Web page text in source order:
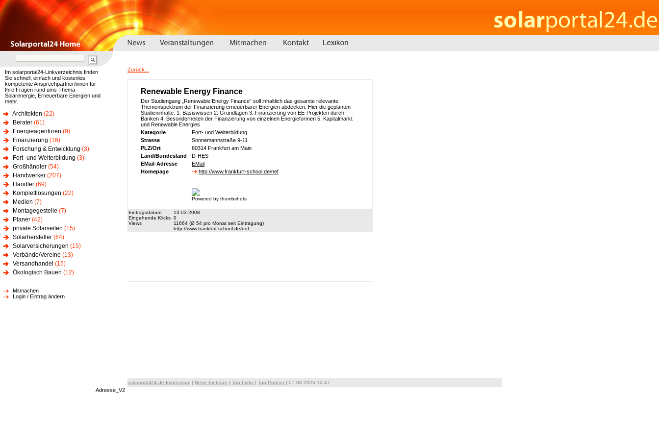
Im solarportal24-Linkverzeichnis finden
Sie schnell, einfach und kostenlos
kompetente Ansprechpartner/innen für
Ihre Fragen rund ums Thema
Solarenergie, Erneuerbare Energien und
mehr.
Architekten (22)
Berater (61)
Energieagenturen (9)
Finanzierung (16)
Forschung & Entwicklung (3)
Fort- und Weiterbildung (3)
Großhändler (54)
Handwerker (207)
Händler (69)
Komplettlösungen (22)
Medien (7)
Montagegestelle (7)
Planer (42)
private Solarseiten (15)
Solarhersteller (64)
Solarversicherungen (15)
Verbände/Vereine (13)
Versandhandel (15)
Ökologisch Bauen (12)
Mitmachen
Login / Eintrag ändern
Zurück...
Renewable Energy Finance
Der Studiengang „Renewable Energy Finance“ soll inhaltlich das gesamte relevante
Themenspektrum der Finanzierung erneuerbarer Energien abdecken. Hier die geplanten
Studieninhalte: 1. Basiswissen 2. Grundlagen 3. Finanzierung von EE-Projekten durch
Banken 4. Besonderheiten der Finanzierung von einzelnen Energieformen 5. Kapitalmarkt
und Renewable Energies
Kategorie
Fort- und Weiterbildung
Strasse
Sonnemannstraße 9-11
PLZ/Ort
60314 Frankfurt am Main
Land/Bundesland
D-HES
EMail-Adresse
EMail
Homepage
http://www.frankfurt-school.de/nef
Powered by thumbshots
Eintragsdatum
13.03.2008
Eingehende Klicks 0
Views
11664 (Ø 54 pro Monat seit Eintragung)
http://www.frankfurt-school.de/nef
solarportal24.de Impressum | Neue Einträge | Top Links | Top Partner | 07.08.2026 12:47
Adresse_V2